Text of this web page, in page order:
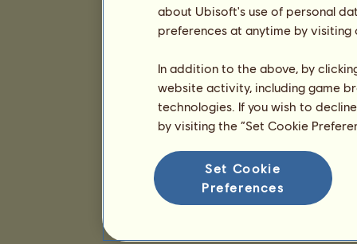
about Ubisoft's use of personal
preferences at anytime by
In addition to the above, by
website activity, including game
technologies. If you wish to
by visiting the “Set Cookie
Set Cookie
Preferences